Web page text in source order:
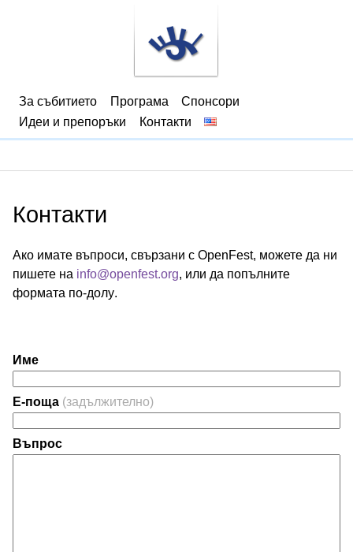
За събитието Програма
Спонсори
Идеи и препоръки
Контакти
Контакти
Ако имате въпроси, свързани с OpenFest, можете да ни
пишете на info@openfest.org, или да попълните
формата по-долу.
Име
Е-поща (задължително)
Въпрос